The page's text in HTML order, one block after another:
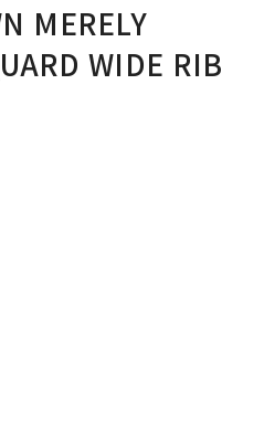
MERELY
WIDE RIB